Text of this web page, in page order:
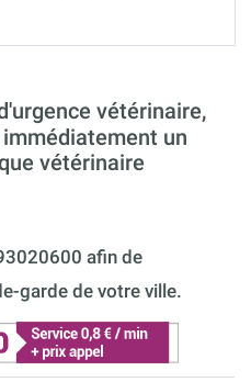
vétérinaire,
un
vétérinaire
afin de
garde de votre ville.